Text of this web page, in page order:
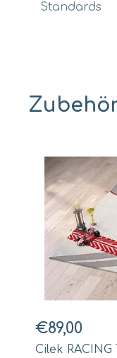
Standards
€89,00
Cilek RACING